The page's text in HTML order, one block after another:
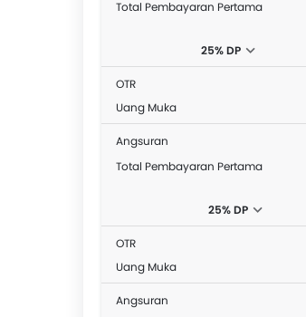
Total Pembayaran Pertama
25% DP
OTR
Uang Muka
Angsuran
Total Pembayaran Pertama
25% DP
OTR
Uang Muka
Angsuran